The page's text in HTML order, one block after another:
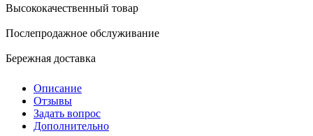
Высококачественный товар
Послепродажное обслуживание
Бережная доставка
Описание
Отзывы
Задать вопрос
Дополнительно